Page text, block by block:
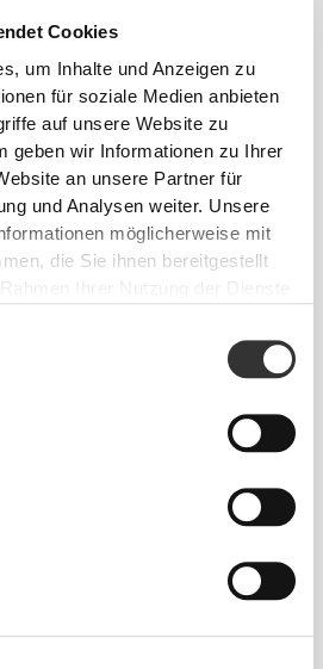
Cookies
um Inhalte und Anzeigen zu
für soziale Medien anbieten
auf unsere Website zu
geben wir Informationen zu Ihrer
an unsere Partner für
und Analysen weiter. Unsere
möglicherweise mit
die Sie ihnen bereitgestellt
ansehen
7